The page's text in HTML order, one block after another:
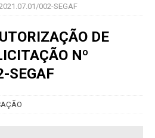
002-SEGAF
DE
Nº
SEGAF